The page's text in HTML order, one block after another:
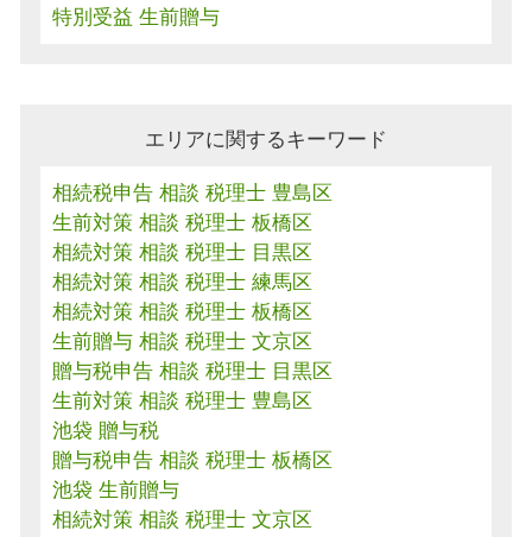
特別受益 生前贈与
エリアに関するキーワード
相続税申告 相談 税理士 豊島区
生前対策 相談 税理士 板橋区
相続対策 相談 税理士 目黒区
相続対策 相談 税理士 練馬区
相続対策 相談 税理士 板橋区
生前贈与 相談 税理士 文京区
贈与税申告 相談 税理士 目黒区
生前対策 相談 税理士 豊島区
池袋 贈与税
贈与税申告 相談 税理士 板橋区
池袋 生前贈与
相続対策 相談 税理士 文京区